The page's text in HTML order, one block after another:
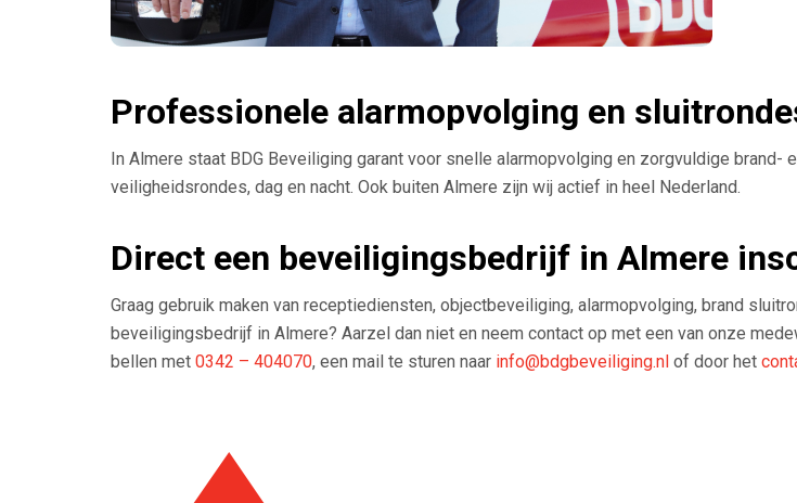
Professionele alarmopvolging en
In Almere staat BDG Beveiliging garant voor snelle alarmopvolging en zorgvuldige
veiligheidsrondes, dag en nacht. Ook buiten Almere zijn wij actief in heel Nederland.
Direct een beveiligingsbedrijf in Almere
Graag gebruik maken van receptiediensten, objectbeveiliging, alarmopvolging, brand
beveiligingsbedrijf in Almere? Aarzel dan niet en neem contact op met een van onze
bellen met 0342 – 404070, een mail te sturen naar info@bdgbeveiliging.nl of door het